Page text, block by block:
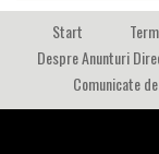
Start
Despre Anunturi
Comunicate